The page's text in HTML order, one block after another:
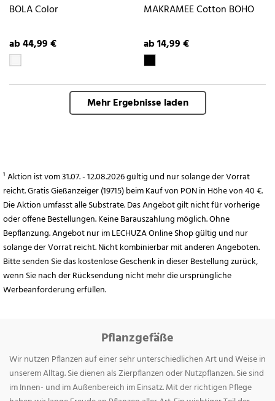
BOLA Color
ab 44,99 €
MAKRAMEE Cotton BOHO
ab 14,99 €
Mehr Ergebnisse laden
¹ Aktion ist vom 31.07. - 12.08.2026 gültig und nur solange der Vorrat
reicht. Gratis Gießanzeiger (19715) beim Kauf von PON in Höhe von 40 €.
Die Aktion umfasst alle Substrate. Das Angebot gilt nicht für vorherige
oder offene Bestellungen. Keine Barauszahlung möglich. Ohne
Bepflanzung. Angebot nur im LECHUZA Online Shop gültig und nur
solange der Vorrat reicht. Nicht kombinierbar mit anderen Angeboten.
Bitte senden Sie das kostenlose Geschenk in dieser Bestellung zurück,
wenn Sie nach der Rücksendung nicht mehr die ursprüngliche
Werbeanforderung erfüllen.
Pflanzgefäße
Wir nutzen Pflanzen auf einer sehr unterschiedlichen Art und Weise in
unserem Alltag. Sie dienen als Zierpflanzen oder Nutzpflanzen. Sie sind
im Innen- und im Außenbereich im Einsatz. Mit der richtigen Pflege